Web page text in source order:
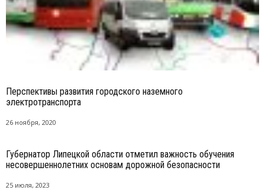
Перспективы развития городского наземного
электротранспорта
26 ноября, 2020
Губернатор Липецкой области отметил важность обучения
несовершеннолетних основам дорожной безопасности
25 июля, 2023